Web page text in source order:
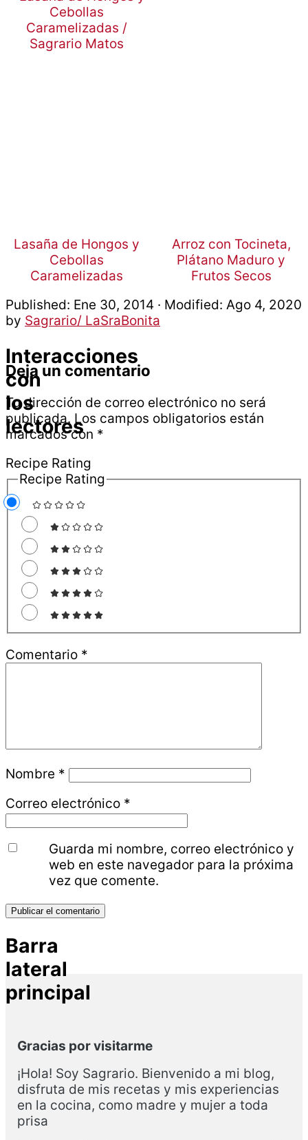
Lasaña de Hongos y
Cebollas
Caramelizadas
Arroz con Tocineta,
Plátano Maduro y
Frutos Secos
Published: Ene 30, 2014 · Modified: Ago 4, 2020
by Sagrario/ LaSraBonita
Interacciones
con
los
lectores
Deja un comentario
Tu dirección de correo electrónico no será
publicada. Los campos obligatorios están
marcados con *
Recipe Rating
Recipe Rating
Comentario *
Nombre *
Correo electrónico *
Guarda mi nombre, correo electrónico y
web en este navegador para la próxima
vez que comente.
Barra
lateral
principal
Gracias por visitarme
¡Hola! Soy Sagrario. Bienvenido a mi blog,
disfruta de mis recetas y mis experiencias
en la cocina, como madre y mujer a toda
prisa